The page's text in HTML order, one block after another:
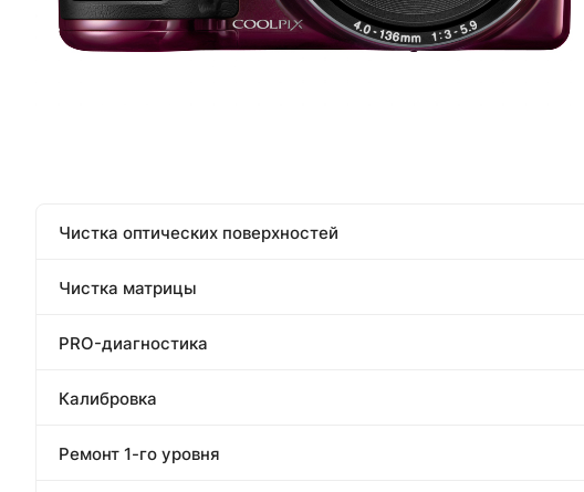
Чистка оптических поверхностей
Чистка матрицы
PRO-диагностика
Калибровка
Ремонт 1-го уровня